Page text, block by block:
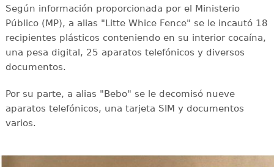
Según información proporcionada por el Ministerio
Público (MP), a alias "Litte Whice Fence" se le incautó 18
recipientes plásticos conteniendo en su interior cocaína,
una pesa digital, 25 aparatos telefónicos y diversos
documentos.
Por su parte, a alias "Bebo" se le decomisó nueve
aparatos telefónicos, una tarjeta SIM y documentos
varios.